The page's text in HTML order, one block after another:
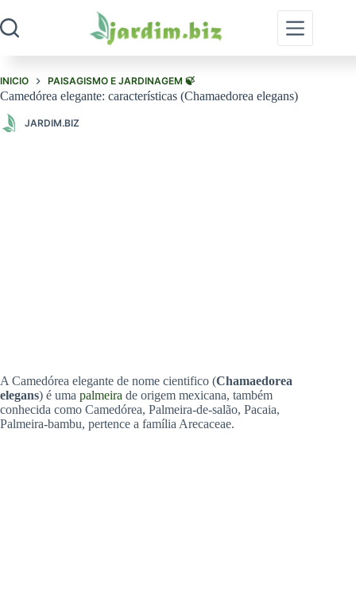
para
o
INICIO PAISAGISMO E JARDINAGEM 🍃
Camedórea elegante: características (Chamaedorea elegans)
JARDIM.BIZ
A Camedórea elegante de nome cientifico (Chamaedorea
elegans) é uma palmeira de origem mexicana, também
conhecida como Camedórea, Palmeira-de-salão, Pacaia,
Palmeira-bambu, pertence a família Arecaceae.